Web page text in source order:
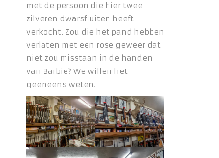
met de persoon die hier twee
zilveren dwarsfluiten heeft
verkocht. Zou die het pand hebben
verlaten met een rose geweer dat
niet zou misstaan in de handen
van Barbie? We willen het
geeneens weten.